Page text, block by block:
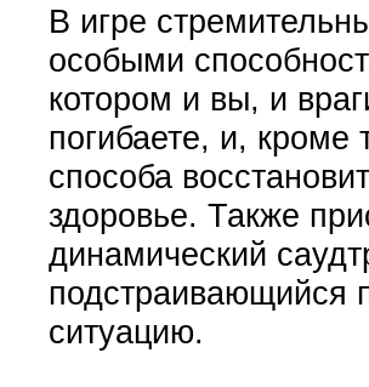
В игре
особыми
котором и вы, и
погибаете, и, кроме
способа
здоровье. Также
динамический
подстраивающийся
ситуацию.